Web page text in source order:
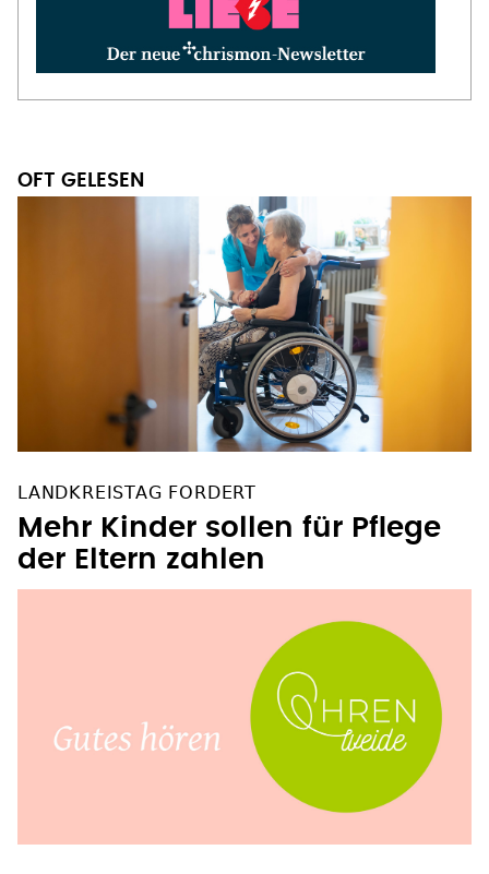
OFT GELESEN
LANDKREISTAG FORDERT
Mehr Kinder sollen für Pflege
der Eltern zahlen